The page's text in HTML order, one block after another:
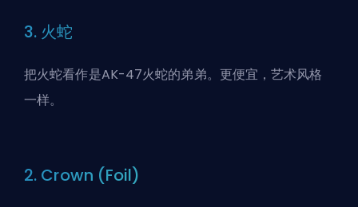
3. 火蛇
把火蛇看作是AK-47火蛇的弟弟。更便宜，艺术风格
一样。
2. Crown (Foil)